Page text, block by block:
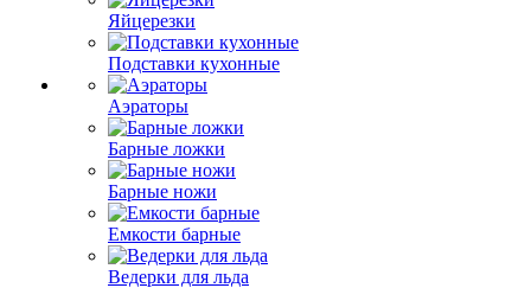
Яйцерезки
Подставки кухонные
Аэраторы
Барные ложки
Барные ножи
Емкости барные
Ведерки для льда